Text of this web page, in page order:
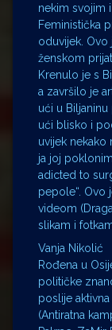
nekim svojim
Feministička
oduvijek. Ovo
ženskom
Krenulo je s
a završilo je
ući u
ući blisko i
uvijek nekako
ja joj
adicted to
pepole“. Ovo
videom
slikam i
Vanja Nikolić
Rođena u
političke
poslije
(Antiratna